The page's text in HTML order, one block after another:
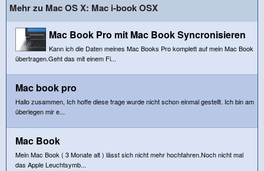
Mehr zu Mac OS X: Mac i-book OSX
Mac Book Pro mit Mac Book Syncronisieren
Kann ich die Daten meines Mac Books Pro komplett auf mein Mac Book
übertragen.Geht das mit einem Fi...
Mac book pro
Hallo zusammen, Ich hoffe diese frage wurde nicht schon einmal gestellt. Ich bin am
überlegen mir e...
Mac Book
Mein Mac Book ( 3 Monate alt ) lässt sich nicht mehr hochfahren.Noch nicht mal
das Apple Leuchtsymb...